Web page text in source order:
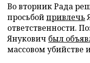
Во вторник Рада
просьбойпривлечь
ответственности.
Янукович был
массовом убийстве